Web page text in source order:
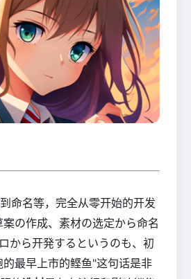
到命名等，完全从零开始的开发
の作成、素材の选定から命名
から开発するというのも、初
最早上市的鲣鱼"这句话是非